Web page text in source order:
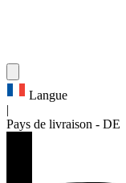
Langue
Pays de livraison - DE